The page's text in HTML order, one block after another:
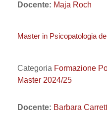
Docente: Maja Roch
Master in Psicopatologia
Categoria Formazione
Master 2024/25
Docente: Barbara